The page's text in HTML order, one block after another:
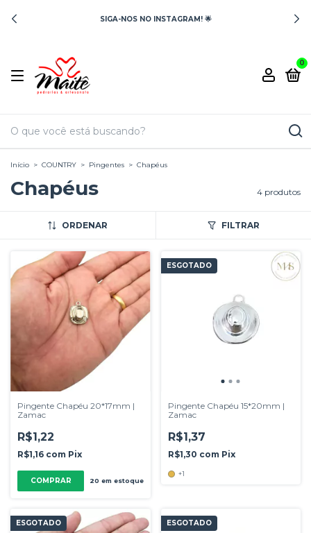
SIGA-NOS NO INSTAGRAM! 🌟
0
Início > COUNTRY > Pingentes > Chapéus
Chapéus 4 produtos
ORDENAR FILTRAR
Pingente Chapéu 20*17mm |
Zamac
R$1,22
R$1,16 com Pix
COMPRAR 20 em estoque
ESGOTADO
Pingente Chapéu 15*20mm |
Zamac
R$1,37
R$1,30 com Pix
+1
ESGOTADO ESGOTADO